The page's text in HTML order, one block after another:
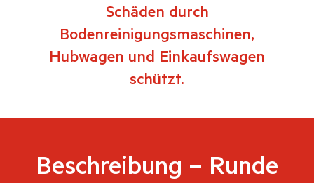
Schäden durch
Bodenreinigungsmaschinen,
Hubwagen und Einkaufswagen
schützt.
Beschreibung – Runde